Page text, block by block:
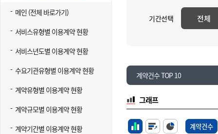
메인 (전체 바로가기)
서비스유형별 이용계약 현황
서비스년도별 이용계약 현황
수요기관유형별 이용계약 현황
계약유형별 이용계약 현황
계약규모별 이용계약 현황
계약기간별 이용계약 현황
기간선택 전체
계약건수 TOP 10
그래프
계약건수